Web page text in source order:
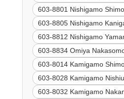
603-8801 Nishigamo
603-8805 Nishigamo
603-8812 Nishigamo
603-8834 Omiya
603-8014 Kamigamo
603-8028 Kamigamo
603-8032 Kamigamo